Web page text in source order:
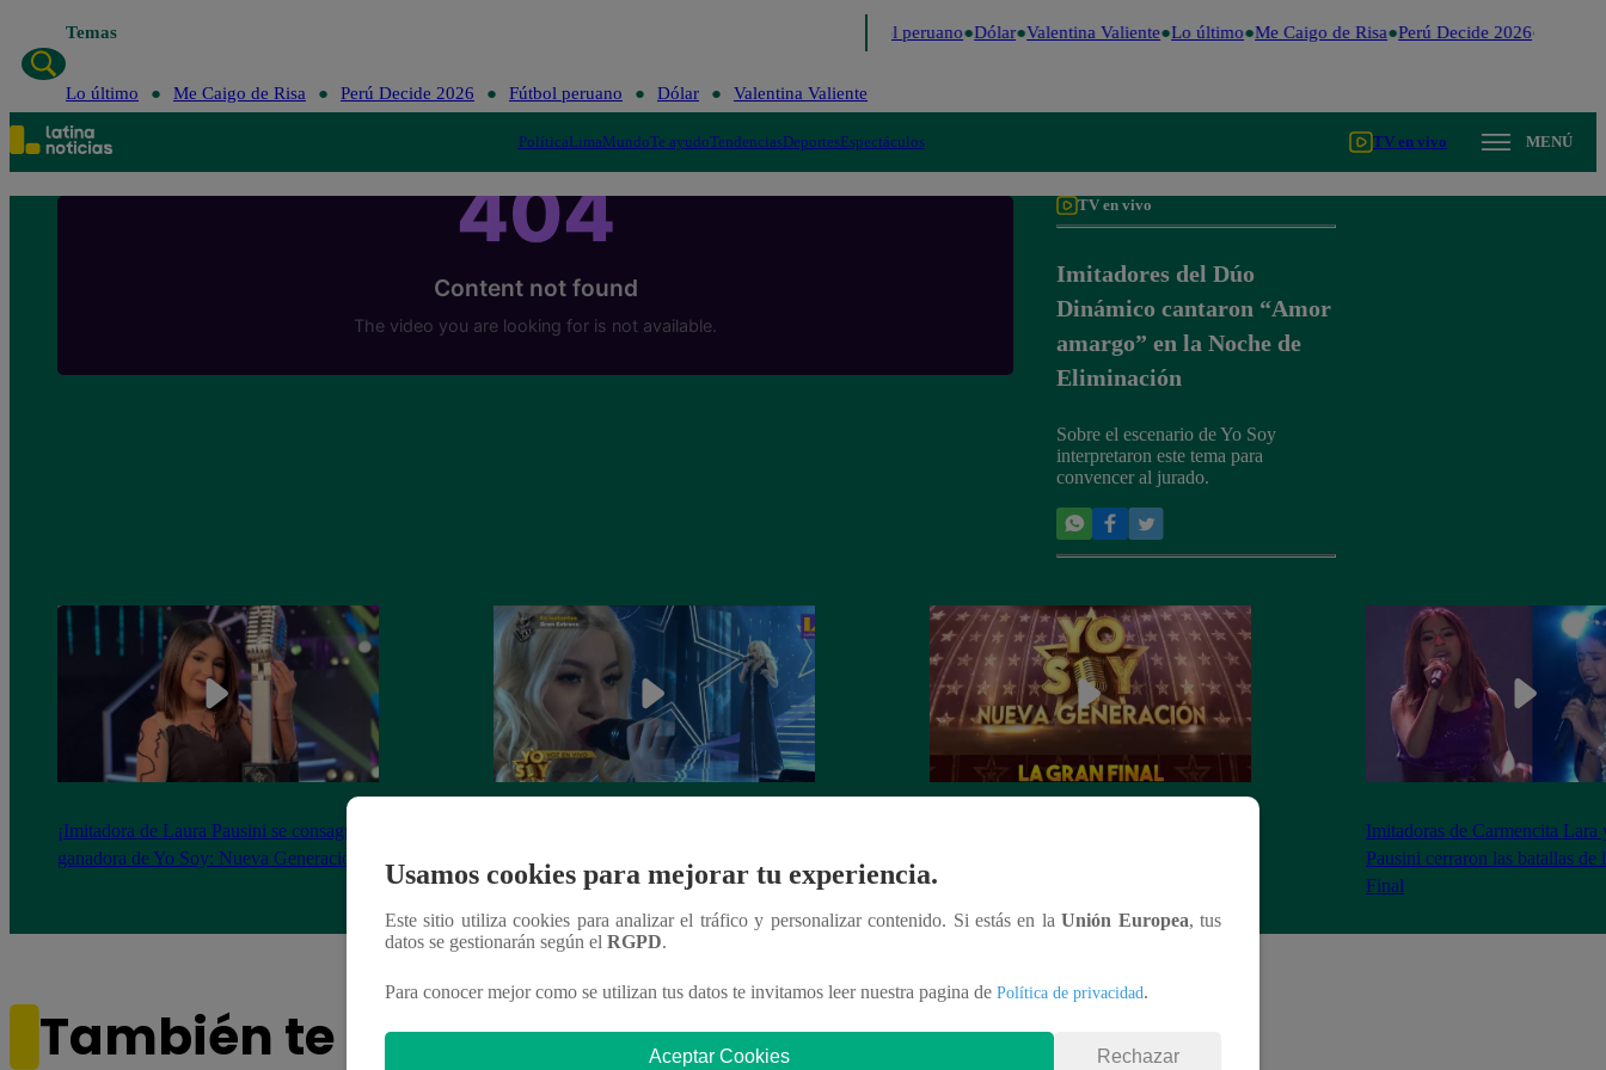
Temas Fútbol peruano Dólar Valentina Valiente Lo último Me Caigo de Risa Perú Decide 2026
Lo último Me Caigo de Risa Perú Decide 2026 Fútbol peruano Dólar Valentina Valiente
PolíticaLimaMundoTe ayudoTendenciasDeportesEspectáculos TV en vivo MENÚ
TV en vivo
Imitadores del Dúo
Dinámico cantaron “Amor
amargo” en la Noche de
Eliminación
Sobre el escenario de Yo Soy
interpretaron este tema para
convencer al jurado.
¡Imitadora de Laura Pausini se consagró
ganadora de Yo Soy: Nueva Generación!
Generación!
Imitadoras de Carmencita Lara
Pausini cerraron las batallas de
Final
También te puede interesar
Usamos cookies para mejorar tu experiencia.
Este sitio utiliza cookies para analizar el tráfico y personalizar contenido. Si estás en laUnión Europea, tus
datos se gestionarán según el RGPD.
Para conocer mejor como se utilizan tus datos te invitamos leer nuestra pagina de Política de privacidad.
Aceptar Cookies Rechazar